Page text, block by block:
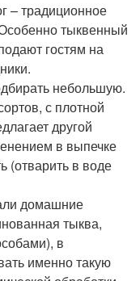
– традиционное
тыквенный
гостям на
небольшую.
с плотной
другой
в выпечке
(отварить в воде
домашние
тыква,
в
именно такую